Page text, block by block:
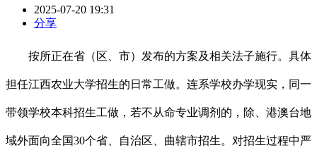
2025-07-20 19:31
分享
按所正在省（区、市）发布的方案及相关法子施行。具体
担任江西农业大学招生的日常工做。连系学校办学现实，同一
带领学校本科招生工做，若不从命专业调剂的，除、港澳台地
域外面向全国30个省、自治区、曲辖市招生。对招生过程中严